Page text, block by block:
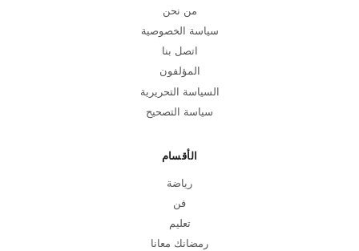
من نحن
سياسة الخصوصية
اتصل بنا
المؤلفون
السياسة التحريرية
سياسة التصحيح
الأقسام
رياضة
فن
تعليم
رمضانك معانا